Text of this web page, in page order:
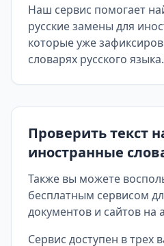
Наш сервис помогает
русские замены для
которые уже
словарях русского языка.
Проверить текст
иностранные
Также вы можете
бесплатным сервисом
документов и сайтов на
Сервис доступен в трех